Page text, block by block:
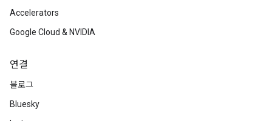
Accelerators
Google Cloud & NVIDIA
연결
블로그
Bluesky